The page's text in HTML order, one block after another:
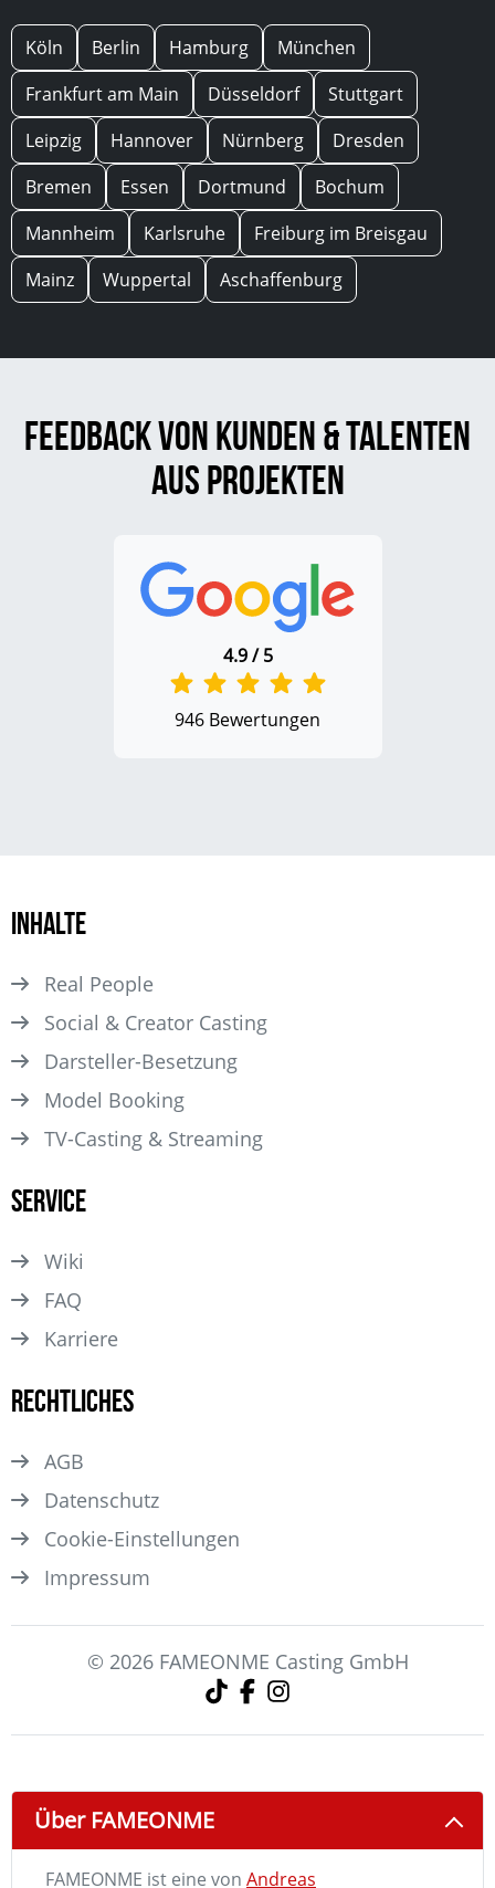
Köln Berlin Hamburg
München
Frankfurt am Main
Düsseldorf
Stuttgart
Leipzig
Hannover Nürnberg
Dresden
Bremen
Essen Dortmund
Bochum
Mannheim
Karlsruhe
Freiburg im Breisgau
Mainz
Wuppertal Aschaffenburg
Feedback von Kunden & Talenten
aus Projekten
4.9 / 5
946 Bewertungen
Inhalte
Real People
Social & Creator Casting
Darsteller­-Besetzung
Model Booking
TV-Casting & Streaming
Service
Wiki
FAQ
Karriere
Rechtliches
AGB
Datenschutz
Cookie-Einstellungen
Impressum
© 2026 FAMEONME Casting GmbH
Über FAMEONME
FAMEONME ist eine von Andreas